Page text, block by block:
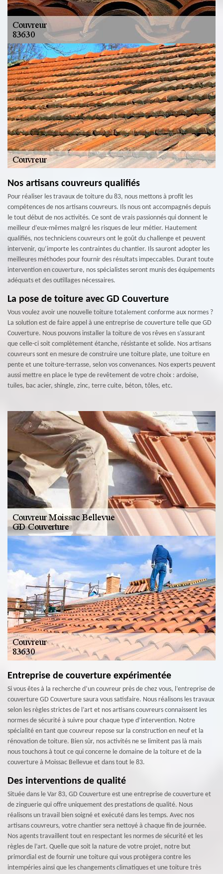
Nos artisans couvreurs qualifiés
Pour réaliser les travaux de toiture du 83, nous mettons à profit les
compétences de nos artisans couvreurs. Ils nous ont accompagnés depuis
le tout début de nos activités. Ce sont de vrais passionnés qui donnent le
meilleur d’eux-mêmes malgré les risques de leur métier. Hautement
qualifiés, nos techniciens couvreurs ont le goût du challenge et peuvent
intervenir, qu’importe les contraintes du chantier. Ils sauront adopter les
meilleures méthodes pour fournir des résultats impeccables. Durant toute
intervention en couverture, nos spécialistes seront munis des équipements
adéquats et des outillages nécessaires.
La pose de toiture avec GD Couverture
Vous voulez avoir une nouvelle toiture totalement conforme aux normes ?
La solution est de faire appel à une entreprise de couverture telle que GD
Couverture. Nous pouvons installer la toiture de vos rêves en s’assurant
que celle-ci soit complètement étanche, résistante et solide. Nos artisans
couvreurs sont en mesure de construire une toiture plate, une toiture en
pente et une toiture-terrasse, selon vos convenances. Nos experts peuvent
aussi mettre en place le type de revêtement de votre choix : ardoise,
tuiles, bac acier, shingle, zinc, terre cuite, béton, tôles, etc.
Entreprise de couverture expérimentée
Si vous êtes à la recherche d’un couvreur près de chez vous, l’entreprise de
couverture GD Couverture saura vous satisfaire. Nous réalisons les travaux
selon les règles strictes de l’art et nos artisans couvreurs connaissent les
normes de sécurité à suivre pour chaque type d’intervention. Notre
spécialité en tant que couvreur repose sur la construction en neuf et la
rénovation de toiture. Bien sûr, nos activités ne se limitent pas là mais
nous touchons à tout ce qui concerne le domaine de la toiture et de la
couverture à Moissac Bellevue et dans tout le 83.
Des interventions de qualité
Située dans le Var 83, GD Couverture est une entreprise de couverture et
de zinguerie qui offre uniquement des prestations de qualité. Nous
réalisons un travail bien soigné et exécuté dans les temps. Avec nos
artisans couvreurs, votre chantier sera nettoyé à chaque fin de journée.
Nos agents travaillent tout en respectant les normes de sécurité et les
règles de l’art. Quelle que soit la nature de votre projet, notre but
primordial est de fournir une toiture qui vous protègera contre les
intempéries ainsi que les changements climatiques et une toiture très